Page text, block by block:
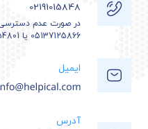
02191015848
در صورت عدم دسترسی
05137125866 یا 09915454801 استفاده نمایید
ایمیل
آدرس